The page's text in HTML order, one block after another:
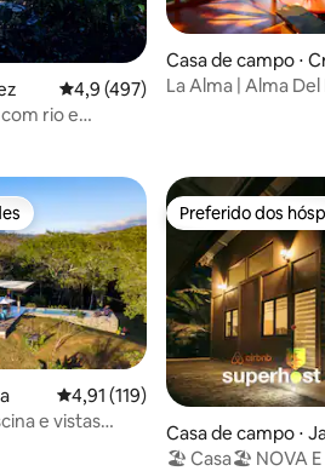
4,9 de uma avaliação média de
4,9 (497)
rio e
Casa de campo ⋅
La Alma | Alma
dos hóspedes
4,91 de uma avaliação média de
4,91 (119)
e vistas
Preferido dos
Preferido dos
Casa de campo ⋅
🏖 Casa🏖 NOVA E MODERNA #1 A